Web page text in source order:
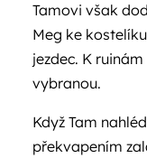
Tamovi však
Meg ke
jezdec. K
vybranou.
Když Tam
překvapením